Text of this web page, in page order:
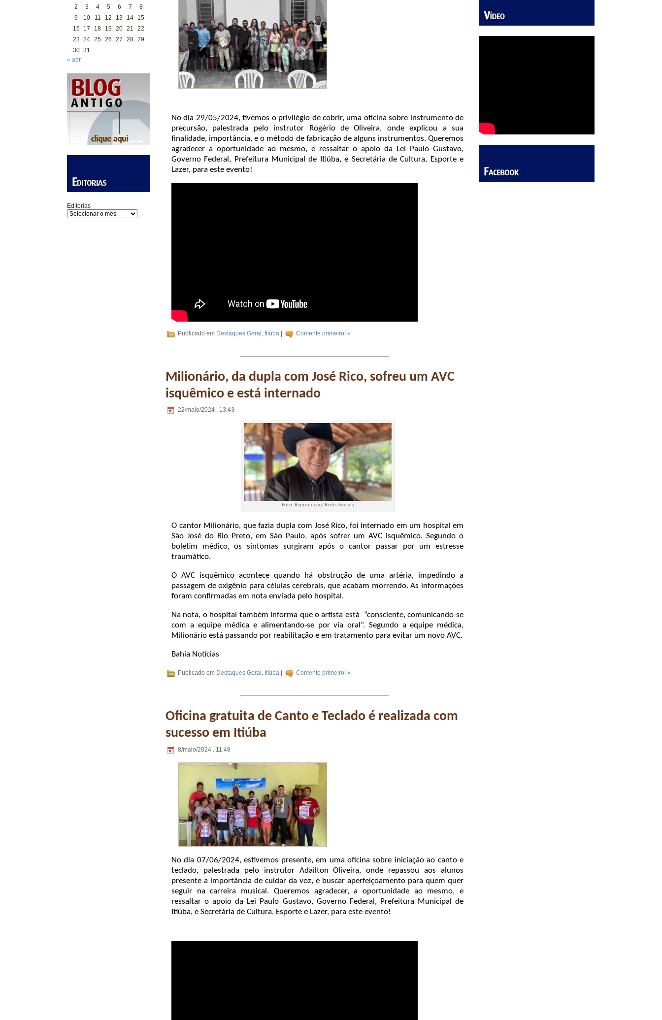
2
3 4 5 6 7
8
9
10 11 12 13 14
15
16
17 18 19 20 21
22
23 24 25 26 27 28 29
30 31
« abr
Editorias
No dia 29/05/2024, tivemos o privilégio de cobrir, uma oficina sobre instrumento de
precursão, palestrada pelo instrutor Rogério de Oliveira, onde explicou a sua
finalidade, importância, e o método de fabricação de alguns instrumentos. Queremos
agradecer a oportunidade ao mesmo, e ressaltar o apoio da Lei Paulo Gustavo,
Governo Federal, Prefeitura Municipal de Itiúba, e Secretária de Cultura, Esporte e
Lazer, para este evento!
Publicado em Destaques Geral, Itiúba | Comente primeiro! »
Milionário, da dupla com José Rico, sofreu um AVC
isquêmico e está internado
22/maio/2024 . 13:43
Foto: Reprodução/ Redes Sociais
O cantor Milionário, que fazia dupla com José Rico, foi internado em um hospital em
São José do Rio Preto, em São Paulo, após sofrer um AVC isquêmico. Segundo o
boletim médico, os sintomas surgiram após o cantor passar por um estresse
traumático.
O AVC isquêmico acontece quando há obstrução de uma artéria, impedindo a
passagem de oxigênio para células cerebrais, que acabam morrendo. As informações
foram confirmadas em nota enviada pelo hospital.
Na nota, o hospital também informa que o artista está “consciente, comunicando-se
com a equipe médica e alimentando-se por via oral”. Segundo a equipe médica,
Milionário está passando por reabilitação e em tratamento para evitar um novo AVC.
Bahia Notícias
Publicado em Destaques Geral , Itiúba Comente primeiro! »
Oficina gratuita de Canto e Teclado é realizada com
sucesso em Itiúba
8/maio/2024 . 11:48
No dia 07/06/2024, estivemos presente, em uma oficina sobre iniciação ao canto e
teclado, palestrada pelo instrutor Adailton Oliveira, onde repassou aos alunos
presente a importância de cuidar da voz, e buscar aperfeiçoamento para quem quer
seguir na carreira musical. Queremos agradecer, a oportunidade ao mesmo, e
ressaltar o apoio da Lei Paulo Gustavo, Governo Federal, Prefeitura Municipal de
Itiúba, e Secretária de Cultura, Esporte e Lazer, para este evento!